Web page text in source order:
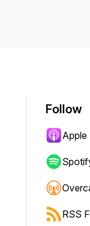
to jump forward
Follow
Apple
RSS